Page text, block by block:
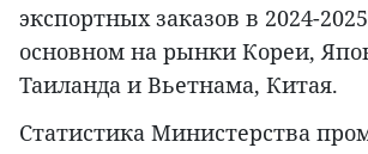
экспортных заказов в 2024-
основном на рынки Кореи,
Таиланда и Вьетнама, Китая.
Статистика Министерства